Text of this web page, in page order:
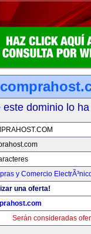
este dominio lo
y Comercio
una oferta!
Serán consideradas